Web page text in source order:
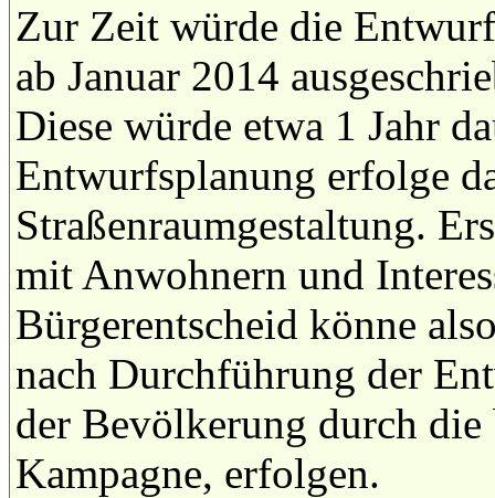
Zur Zeit würde die
ab Januar 2014
Diese würde etwa 1 Jahr
Entwurfsplanung erfolge
Straßenraumgestaltung.
mit Anwohnern und
Bürgerentscheid könne
nach Durchführung der
der Bevölkerung durch
Kampagne, erfolgen.